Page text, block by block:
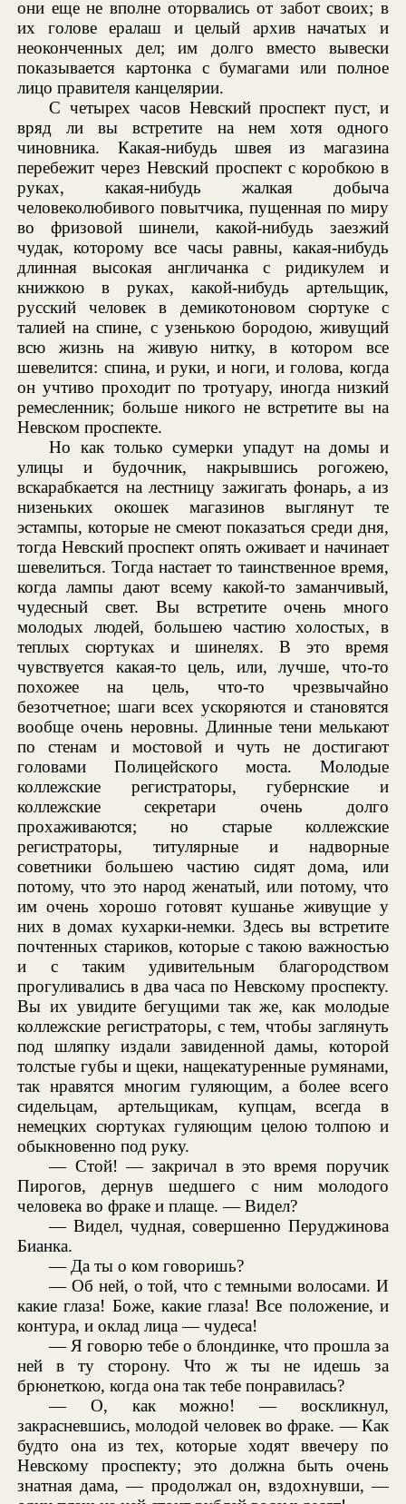
они еще не вполне оторвались от забот своих; в
их голове ералаш и целый архив начатых и
неоконченных дел; им долго вместо вывески
показывается картонка с бумагами или полное
лицо правителя канцелярии.
С четырех часов Невский проспект пуст, и
вряд ли вы встретите на нем хотя одного
чиновника. Какая-нибудь швея из магазина
перебежит через Невский проспект с коробкою в
руках, какая-нибудь жалкая добыча
человеколюбивого повытчика, пущенная по миру
во фризовой шинели, какой-нибудь заезжий
чудак, которому все часы равны, какая-нибудь
длинная высокая англичанка с ридикулем и
книжкою в руках, какой-нибудь артельщик,
русский человек в демикотоновом сюртуке с
талией на спине, с узенькою бородою, живущий
всю жизнь на живую нитку, в котором все
шевелится: спина, и руки, и ноги, и голова, когда
он учтиво проходит по тротуару, иногда низкий
ремесленник; больше никого не встретите вы на
Невском проспекте.
Но как только сумерки упадут на домы и
улицы и будочник, накрывшись рогожею,
вскарабкается на лестницу зажигать фонарь, а из
низеньких окошек магазинов выглянут те
эстампы, которые не смеют показаться среди дня,
тогда Невский проспект опять оживает и начинает
шевелиться. Тогда настает то таинственное время,
когда лампы дают всему какой-то заманчивый,
чудесный свет. Вы встретите очень много
молодых людей, большею частию холостых, в
теплых сюртуках и шинелях. В это время
чувствуется какая-то цель, или, лучше, что-то
похожее на цель, что-то чрезвычайно
безотчетное; шаги всех ускоряются и становятся
вообще очень неровны. Длинные тени мелькают
по стенам и мостовой и чуть не достигают
головами Полицейского моста. Молодые
коллежские регистраторы, губернские и
коллежские секретари очень долго
прохаживаются; но старые коллежские
регистраторы, титулярные и надворные
советники большею частию сидят дома, или
потому, что это народ женатый, или потому, что
им очень хорошо готовят кушанье живущие у
них в домах кухарки-немки. Здесь вы встретите
почтенных стариков, которые с такою важностью
и с таким удивительным благородством
прогуливались в два часа по Невскому проспекту.
Вы их увидите бегущими так же, как молодые
коллежские регистраторы, с тем, чтобы заглянуть
под шляпку издали завиденной дамы, которой
толстые губы и щеки, нащекатуренные румянами,
так нравятся многим гуляющим, а более всего
сидельцам, артельщикам, купцам, всегда в
немецких сюртуках гуляющим целою толпою и
обыкновенно под руку.
— Стой! — закричал в это время поручик
Пирогов, дернув шедшего с ним молодого
человека во фраке и плаще. — Видел?
— Видел, чудная, совершенно Перуджинова
Бианка.
— Да ты о ком говоришь?
— Об ней, о той, что с темными волосами. И
какие глаза! Боже, какие глаза! Все положение, и
контура, и оклад лица — чудеса!
— Я говорю тебе о блондинке, что прошла за
ней в ту сторону. Что ж ты не идешь за
брюнеткою, когда она так тебе понравилась?
— О, как можно! — воскликнул,
закрасневшись, молодой человек во фраке. — Как
будто она из тех, которые ходят ввечеру по
Невскому проспекту; это должна быть очень
знатная дама, — продолжал он, вздохнувши, —